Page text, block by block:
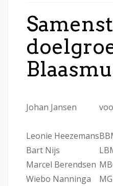
Johan Jansen
Leonie Heezemans
Bart Nijs
Marcel Berendsen
Wiebo Nanninga